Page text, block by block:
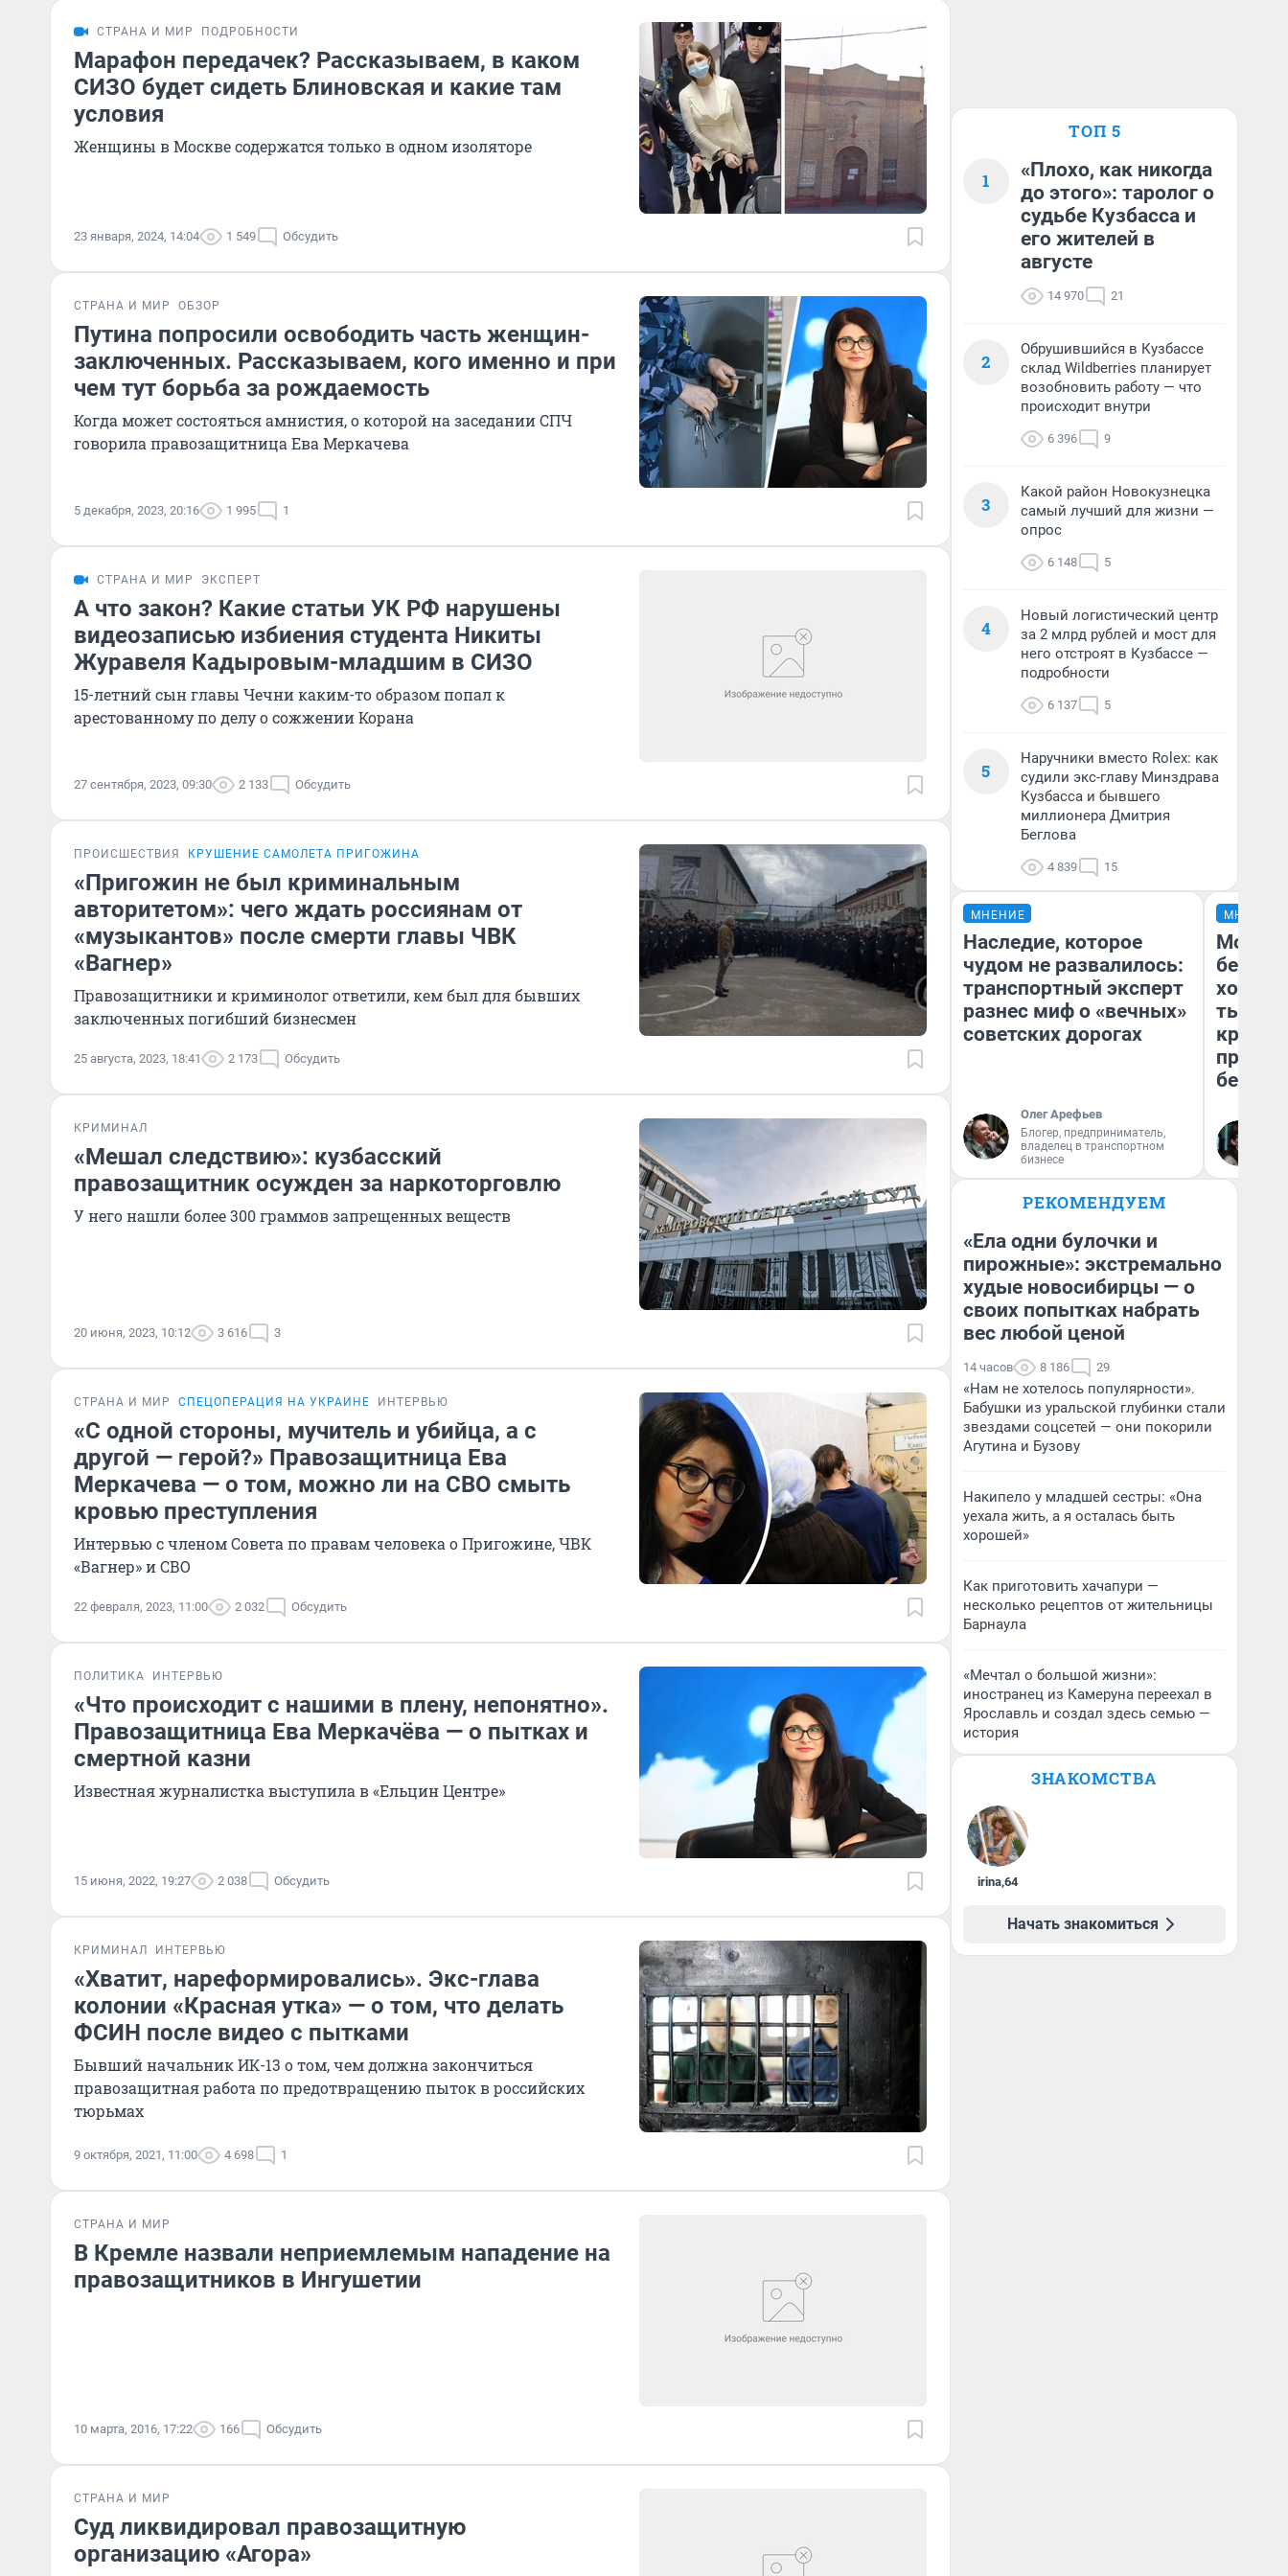
СТРАНА И МИР ПОДРОБНОСТИ
Марафон передачек? Рассказываем, в каком
СИЗО будет сидеть Блиновская и какие там
условия
Женщины в Москве содержатся только в одном изоляторе
23 января, 2024, 14:04 1 549 Обсудить
СТРАНА И МИР ОБЗОР
Путина попросили освободить часть женщин-
заключенных. Рассказываем, кого именно и при
чем тут борьба за рождаемость
Когда может состояться амнистия, о которой на заседании СПЧ
говорила правозащитница Ева Меркачева
5 декабря, 2023, 20:16 1 995 1
СТРАНА И МИР ЭКСПЕРТ
А что закон? Какие статьи УК РФ нарушены
видеозаписью избиения студента Никиты
Журавеля Кадыровым-младшим в СИЗО
15-летний сын главы Чечни каким-то образом попал к
арестованному по делу о сожжении Корана
27 сентября, 2023, 09:30 2 133 Обсудить
ПРОИСШЕСТВИЯ КРУШЕНИЕ САМОЛЕТА ПРИГОЖИНА
«Пригожин не был криминальным
авторитетом»: чего ждать россиянам от
«музыкантов» после смерти главы ЧВК
«Вагнер»
Правозащитники и криминолог ответили, кем был для бывших
заключенных погибший бизнесмен
25 августа, 2023, 18:41 2 173 Обсудить
КРИМИНАЛ
«Мешал следствию»: кузбасский
правозащитник осужден за наркоторговлю
У него нашли более 300 граммов запрещенных веществ
20 июня, 2023, 10:12 3 616 3
СТРАНА И МИР СПЕЦОПЕРАЦИЯ НА УКРАИНЕ ИНТЕРВЬЮ
«С одной стороны, мучитель и убийца, а с
другой — герой?» Правозащитница Ева
Меркачева — о том, можно ли на СВО смыть
кровью преступления
Интервью с членом Совета по правам человека о Пригожине, ЧВК
«Вагнер» и СВО
22 февраля, 2023, 11:00 2 032 Обсудить
ПОЛИТИКА ИНТЕРВЬЮ
«Что происходит с нашими в плену, непонятно».
Правозащитница Ева Меркачёва — о пытках и
смертной казни
Известная журналистка выступила в «Ельцин Центре»
15 июня, 2022, 19:27 2 038 Обсудить
КРИМИНАЛ ИНТЕРВЬЮ
«Хватит, нареформировались». Экс-глава
колонии «Красная утка» — о том, что делать
ФСИН после видео с пытками
Бывший начальник ИК-13 о том, чем должна закончиться
правозащитная работа по предотвращению пыток в российских
тюрьмах
9 октября, 2021, 11:00 4 698 1
СТРАНА И МИР
В Кремле назвали неприемлемым нападение на
правозащитников в Ингушетии
10 марта, 2016, 17:22 166 Обсудить
СТРАНА И МИР
Суд ликвидировал правозащитную
организацию «Агора»
ТОП 5
1
«Плохо, как никогда
до этого»: таролог о
судьбе Кузбасса и
его жителей в
августе
14 970 21
2
Обрушившийся в Кузбассе
склад Wildberries планирует
возобновить работу — что
происходит внутри
6 396 9
3
Какой район Новокузнецка
самый лучший для жизни —
опрос
6 148 5
4
Новый логистический центр
за 2 млрд рублей и мост для
него отстроят в Кузбассе —
подробности
6 137 5
5
Наручники вместо Rolex: как
судили экс-главу Минздрава
Кузбасса и бывшего
миллионера Дмитрия
Беглова
4 839 15
МНЕНИЕ
Наследие, которое
чудом не развалилось:
транспортный эксперт
разнес миф о «вечных»
советских дорогах
Олег Арефьев
Блогер, предприниматель,
владелец в транспортном
бизнесе
МНЕНИЕ
Мой
хотела
тысяч,
РЕКОМЕНДУЕМ
«Ела одни булочки и
пирожные»: экстремально
худые новосибирцы — о
своих попытках набрать
вес любой ценой
14 часов 8 186 29
«Нам не хотелось популярности».
Бабушки из уральской глубинки стали
звездами соцсетей — они покорили
Агутина и Бузову
Накипело у младшей сестры: «Она
уехала жить, а я осталась быть
хорошей»
Как приготовить хачапури —
несколько рецептов от жительницы
Барнаула
«Мечтал о большой жизни»:
иностранец из Камеруна переехал в
Ярославль и создал здесь семью —
история
ЗНАКОМСТВА
irina,64
Начать знакомиться